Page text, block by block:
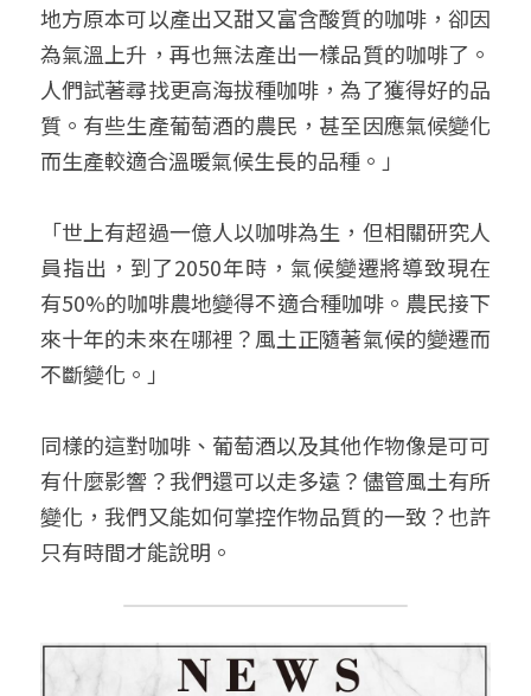
地方原本可以產出又甜又富含酸質的咖啡，卻因
為氣溫上升，再也無法產出一樣品質的咖啡了。
人們試著尋找更高海拔種咖啡，為了獲得好的品
質。有些生產葡萄酒的農民，甚至因應氣候變化
而生產較適合溫暖氣候生長的品種。」
「世上有超過一億人以咖啡為生，但相關研究人
員指出，到了2050年時，氣候變遷將導致現在
有50%的咖啡農地變得不適合種咖啡。農民接下
來十年的未來在哪裡？風土正隨著氣候的變遷而
不斷變化。」
同樣的這對咖啡、葡萄酒以及其他作物像是可可
有什麼影響？我們還可以走多遠？儘管風土有所
變化，我們又能如何掌控作物品質的一致？也許
只有時間才能說明。